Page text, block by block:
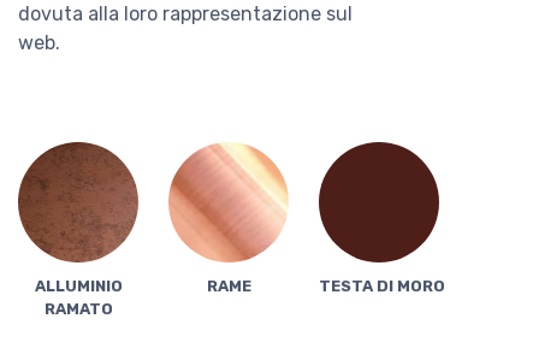
dovuta alla loro rappresentazione sul
web.
ALLUMINIO
RAMATO
RAME TESTA DI MORO